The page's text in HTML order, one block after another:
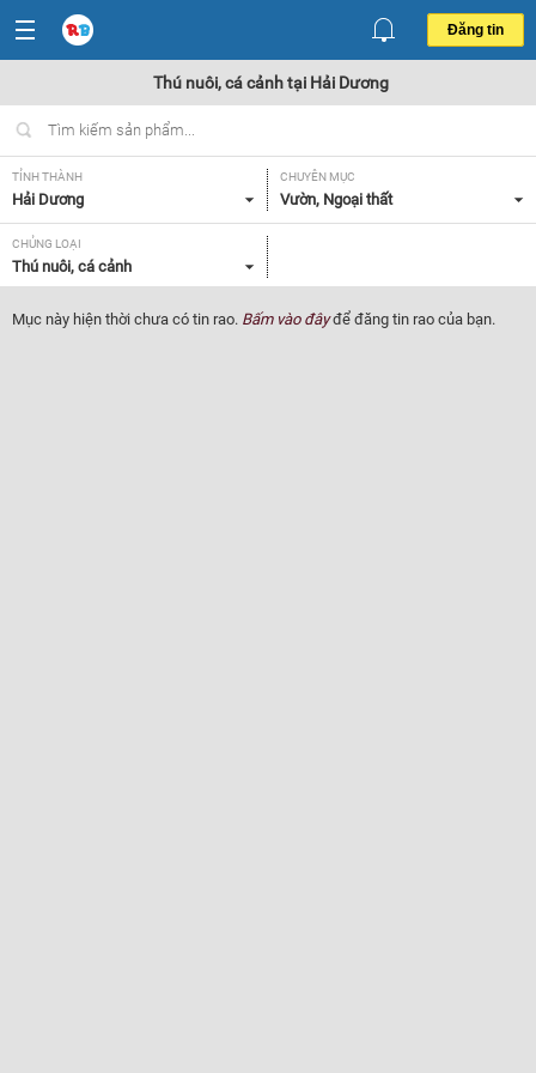
Đăng tin
Thú nuôi, cá cảnh tại Hải Dương
TỈNH THÀNH
Hải Dương
CHUYÊN MỤC
Vườn, Ngoại thất
CHỦNG LOẠI
Thú nuôi, cá cảnh
Mục này hiện thời chưa có tin rao. Bấm vào đâyđể đăng tin rao của bạn.